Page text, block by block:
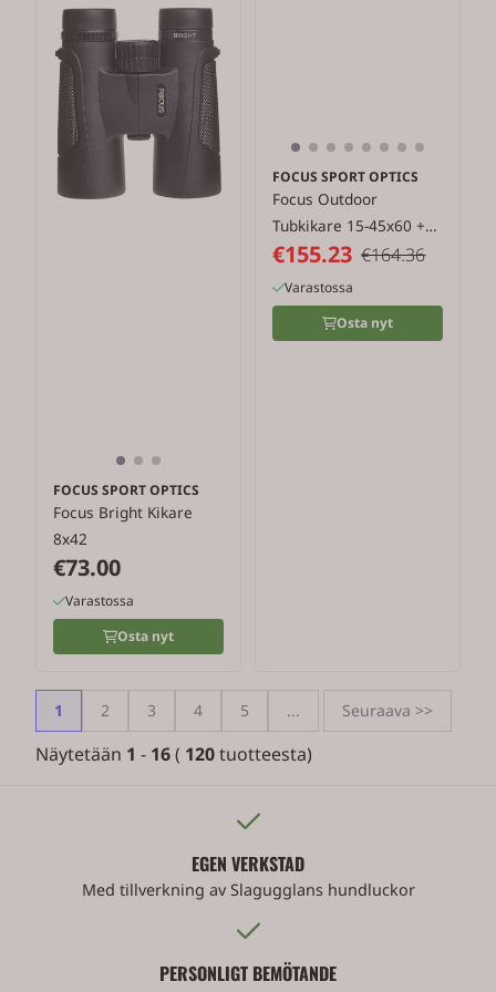
FOCUS SPORT OPTICS
Focus Bright Kikare
8x42
€73.00
Varastossa
Osta nyt
FOCUS SPORT OPTICS
Focus Outdoor
Tubkikare 15-45x60 +
Stativ
€155.23 €164.36
Varastossa
Osta nyt
1 2 3 4 5 ... Seuraava >>
Näytetään 1 - 16( 120tuotteesta)
EGEN VERKSTAD
Med tillverkning av Slagugglans hundluckor
PERSONLIGT BEMÖTANDE